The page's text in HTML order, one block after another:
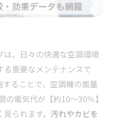
、日々の快適な空調環境
重要なメンテナンスで
ることで、空調機の風量
電気代が【約10～30％】
られます。 汚れやカビを